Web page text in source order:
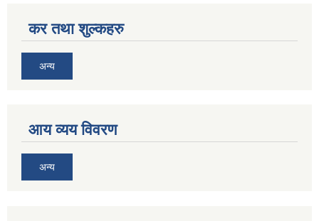
कर तथा शुल्कहरु
अन्य
आय व्यय विवरण
अन्य